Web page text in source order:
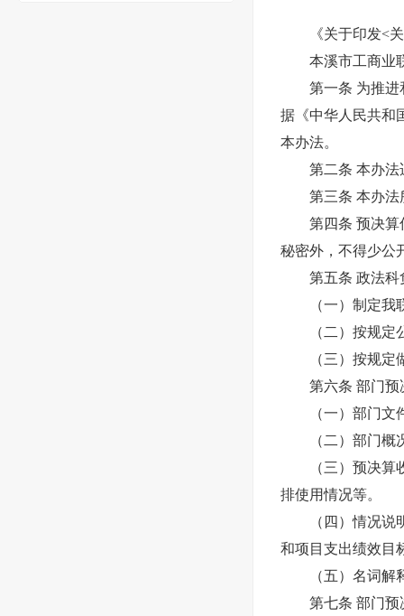
《关于印发<关
本溪市工商业联
第一条 为推进和
据《中华人民共和
本办法。
第二条 本办法适
第三条 本办法所
第四条 预决算信
秘密外，不得少公
第五条 政法科负
（一）制定我联
（二）按规定公
（三）按规定做
第六条 部门预
（一）部门文件
（二）部门概况
（三）预决算收
排使用情况等。
（四）情况说明
和项目支出绩效目
（五）名词解释
第七条 部门预决